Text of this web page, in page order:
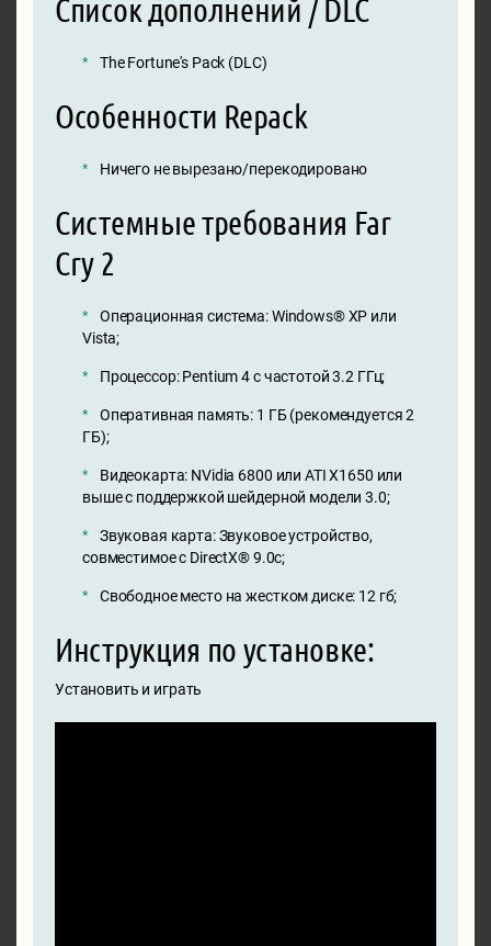
Список дополнений / DLC
The Fortune's Pack (DLC)
Особенности Repack
Ничего не вырезано/перекодировано
Системные требования Far
Cry 2
Операционная система: Windows® XP или
Vista;
Процессор: Pentium 4 с частотой 3.2 ГГц;
Оперативная память: 1 ГБ (рекомендуется 2
ГБ);
Видеокарта: NVidia 6800 или ATI X1650 или
выше с поддержкой шейдерной модели 3.0;
Звуковая карта: Звуковое устройство,
совместимое с DirectX® 9.0с;
Свободное место на жестком диске: 12 гб;
Инструкция по установке:
Установить и играть